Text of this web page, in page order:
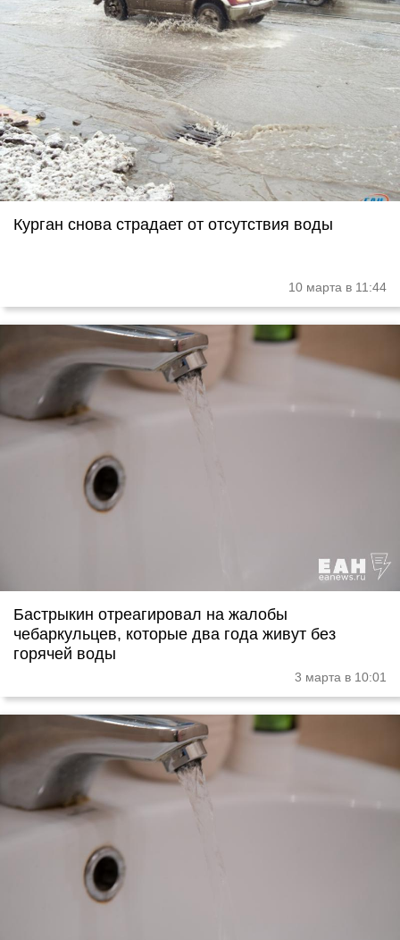
Курган снова страдает от отсутствия воды
10 марта в 11:44
Бастрыкин отреагировал на жалобы
чебаркульцев, которые два года живут без
горячей воды
3 марта в 10:01